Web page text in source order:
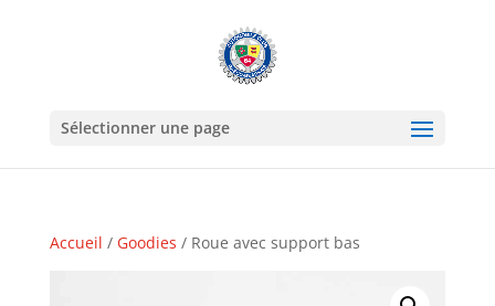
Sélectionner une page
Accueil / Goodies / Roue avec support bas